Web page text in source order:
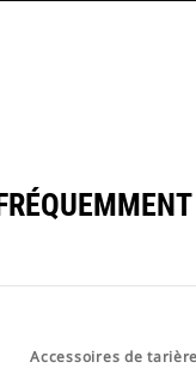
Accessoires de tarière